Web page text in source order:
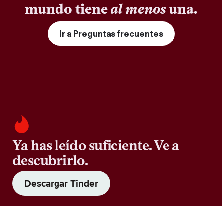
mundo tieneal menosuna.
Ir a Preguntas frecuentes
Ya has leído suficiente. Ve a
descubrirlo.
Descargar Tinder